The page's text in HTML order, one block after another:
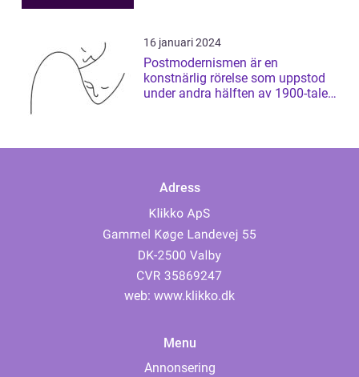
16 januari 2024
Postmodernismen är en
konstnärlig rörelse som uppstod
under andra hälften av 1900-talet
Adress
web: www.klikko.dk
Menu
Annonsering